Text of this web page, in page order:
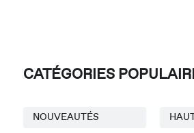
CATÉGORIES
NOUVEAUTÉS